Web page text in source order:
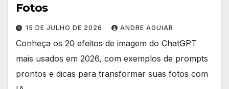
Fotos
15 DE JULHO DE 2026 ANDRE AGUIAR
Conheça os 20 efeitos de imagem do ChatGPT
mais usados em 2026, com exemplos de prompts
prontos e dicas para transformar suas fotos com